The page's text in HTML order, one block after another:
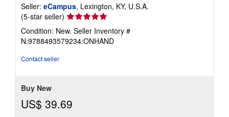
Seller: eCampus, Lexington, KY, U.S.A.
(5-star seller) Seller
rating
5
out
Condition: New. Seller Inventory #
N:9788493579234:ONHAND
Contact seller
Buy New
US$ 39.69